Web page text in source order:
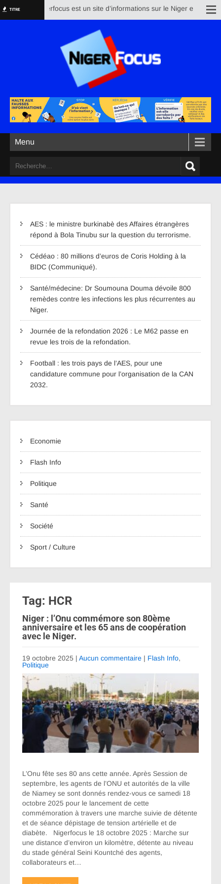
TITRE Nigerfocus est un site d’informations sur le Niger et le
Menu
AES : le ministre burkinabè des Affaires étrangères
répond à Bola Tinubu sur la question du terrorisme.
Cédéao : 80 millions d’euros de Coris Holding à la
BIDC (Communiqué).
Santé/médecine: Dr Soumouna Douma dévoile 800
remèdes contre les infections les plus récurrentes au
Niger.
Journée de la refondation 2026 : Le M62 passe en
revue les trois de la refondation.
Football : les trois pays de l’AES, pour une
candidature commune pour l’organisation de la CAN
2032.
Economie
Flash Info
Politique
Santé
Société
Sport / Culture
Tag: HCR
Niger : l’Onu commémore son 80ème
anniversaire et les 65 ans de coopération
avec le Niger.
19 octobre 2025 | Aucun commentaire | Flash Info,
Politique
L’Onu fête ses 80 ans cette année. Après Session de
septembre, les agents de l’ONU et autorités de la ville
de Niamey se sont donnés rendez-vous ce samedi 18
octobre 2025 pour le lancement de cette
commémoration à travers une marche suivie de détente
et de séance dépistage de tension artérielle et de
diabète. Nigerfocus le 18 octobre 2025 : Marche sur
une distance d’environ un kilomètre, détente au niveau
du stade général Seini Kountché des agents,
collaborateurs et…